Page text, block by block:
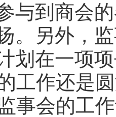
与到商会
。另外，
划在一项
工作还是
事会的工